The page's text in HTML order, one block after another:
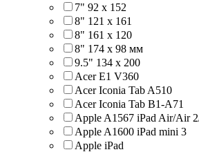
7" 92 х 152
8" 121 х 161
8" 161 х 120
8" 174 x 98 мм
9.5" 134 x 200
Acer E1 V360
Acer Iconia Tab A510
Acer Iconia Tab B1-A71
Apple A1567 iPad Air/Air
Apple A1600 iPad mini 3
Apple iPad